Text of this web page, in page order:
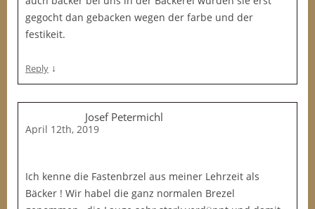
gegocht dan gebacken wegen der farbe und der
festikeit.
Reply ↓
Josef Petermichl
April 12th, 2019
Ich kenne die Fastenbrzel aus meiner Lehrzeit als
Bäcker ! Wir habel die ganz normalen Brezel